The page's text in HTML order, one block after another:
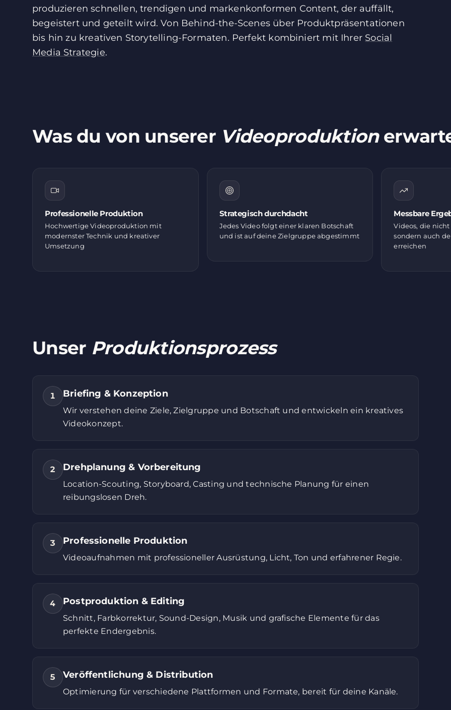
produzieren schnellen, trendigen und markenkonformen Content, der auffällt,
begeistert und geteilt wird. Von Behind-the-Scenes über Produktpräsentationen
bis hin zu kreativen Storytelling-Formaten. Perfekt kombiniert mit Ihrer Social
Media Strategie.
Was du von unserer Videoproduktion
Professionelle Produktion
Hochwertige Videoproduktion mit
modernster Technik und kreativer
Umsetzung
Strategisch durchdacht
Jedes Video folgt einer klaren Botschaft
und ist auf deine Zielgruppe abgestimmt
Messbare
Videos, die
sondern auch
erreichen
Unser Produktionsprozess
1 Briefing & Konzeption
Wir verstehen deine Ziele, Zielgruppe und Botschaft und entwickeln ein kreatives
Videokonzept.
2 Drehplanung & Vorbereitung
Location-Scouting, Storyboard, Casting und technische Planung für einen
reibungslosen Dreh.
3 Professionelle Produktion
Videoaufnahmen mit professioneller Ausrüstung, Licht, Ton und erfahrener Regie.
4 Postproduktion & Editing
Schnitt, Farbkorrektur, Sound-Design, Musik und grafische Elemente für das
perfekte Endergebnis.
5 Veröffentlichung & Distribution
Optimierung für verschiedene Plattformen und Formate, bereit für deine Kanäle.